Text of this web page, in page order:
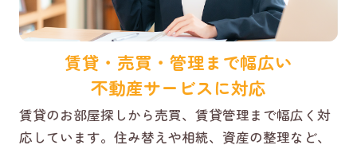
賃貸・売買・管理まで幅広い
不動産サービスに対応
賃貸のお部屋探しから売買、賃貸管理まで幅広く対
応しています。住み替えや相続、資産の整理など、